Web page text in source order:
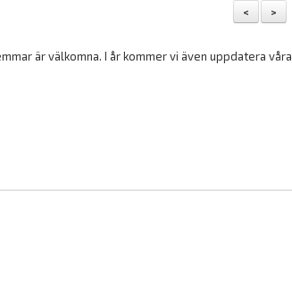
>
<
är välkomna. I år kommer vi även uppdatera våra